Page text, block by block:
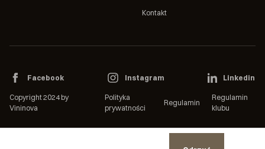
Kontakt
Copyright 2024 by
Vininova
Polityka
prywatności
Regulamin
Regulamin
klubu
Facebook Instagram Linkedin